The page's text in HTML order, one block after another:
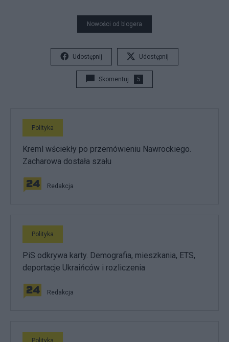
Nowości od blogera
Udostępnij Udostępnij
Skomentuj 5
Polityka
Kreml wściekły po przemówieniu Nawrockiego.
Zacharowa dostała szału
Redakcja
Polityka
PiS odkrywa karty. Demografia, mieszkania, ETS,
deportacje Ukraińców i rozliczenia
Redakcja
Polityka